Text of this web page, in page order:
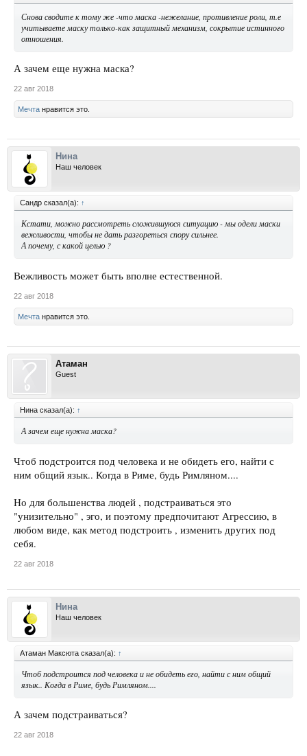
Снова сводите к тому же -что маска -нежелание, противление роли, т.е
учитываете маску только-как защитный механизм, сокрытие истинного
отношения.
А зачем еще нужна маска?
22 авг 2018
Мечта нравится это.
Нина
Наш человек
Сандр сказал(а): ↑
Кстати, можно рассмотреть сложившуюся ситуацию - мы одели маски
вежливости, чтобы не дать разгореться спору сильнее.
А почему, с какой целью ?
Вежливость может быть вполне естественной.
22 авг 2018
Мечта нравится это.
Атаман
Guest
Нина сказал(а): ↑
А зачем еще нужна маска?
Чтоб подстроится под человека и не обидеть его, найти с
ним общий язык.. Когда в Риме, будь Римляном....
Но для большенства людей , подстраиваться это
"унизительно" , эго, и поэтому предпочитают Агрессию, в
любом виде, как метод подстроить , изменить других под
себя.
22 авг 2018
Нина
Наш человек
Атаман Максюта сказал(а): ↑
Чтоб подстроится под человека и не обидеть его, найти с ним общий
язык.. Когда в Риме, будь Римляном....
А зачем подстраиваться?
22 авг 2018